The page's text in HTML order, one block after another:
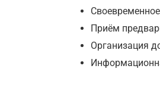
Приём
Организация